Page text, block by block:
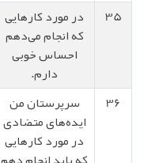
35
در مورد کارهایی
که انجام می‌دهم
احساس خوبی
دارم.
36
سرپرستان من
ایده‌های متضادی
در مورد کارهایی